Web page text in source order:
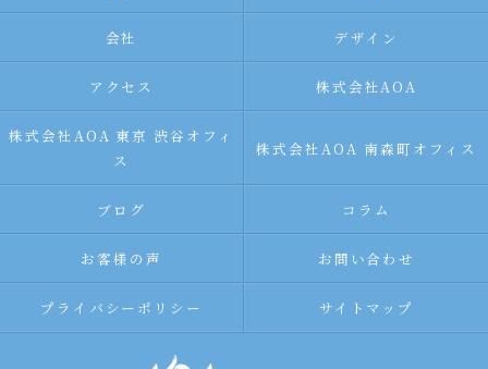
会社 デザイン
アクセス 株式会社AOA
株式会社AOA 東京 渋谷オフィ
ス
株式会社AOA 南森町オフィス
ブログ コラム
お客様の声 お問い合わせ
プライバシーポリシー サイトマップ